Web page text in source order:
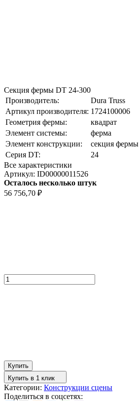
Секция фермы DT 24-300
Производитель:
Dura Truss
Артикул производителя: 1724100006
Геометрия фермы:
квадрат
Элемент системы:
ферма
Элемент конструкции:
секция фермы
Серия DT:
24
Все характеристики
Артикул: ID00000011526
Осталось несколько штук
56 756,70 ₽
Купить
Купить в 1 клик
Категории: Конструкции сцены
Поделиться в соцсетях: